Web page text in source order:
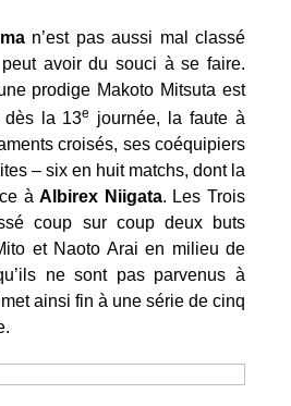
n’est pas aussi mal classé
avoir du souci à se faire.
prodige Makoto Mitsuta est
dès la 13e
journée, la faute à
croisés, ses coéquipiers
– six en huit matchs, dont la
àAlbirex Niigata. Les Trois
coup sur coup deux buts
et Naoto Arai en milieu de
ne sont pas parvenus à
met ainsi fin à une série de cinq